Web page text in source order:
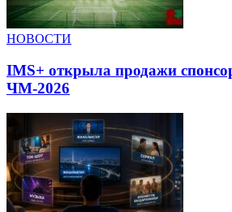
НОВОСТИ
IMS+ открыла продажи
ЧМ-2026